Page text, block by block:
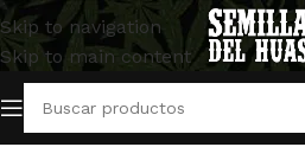
Skip to navigation
Skip to main content
Inicio/Artículos Indoor/Abonos